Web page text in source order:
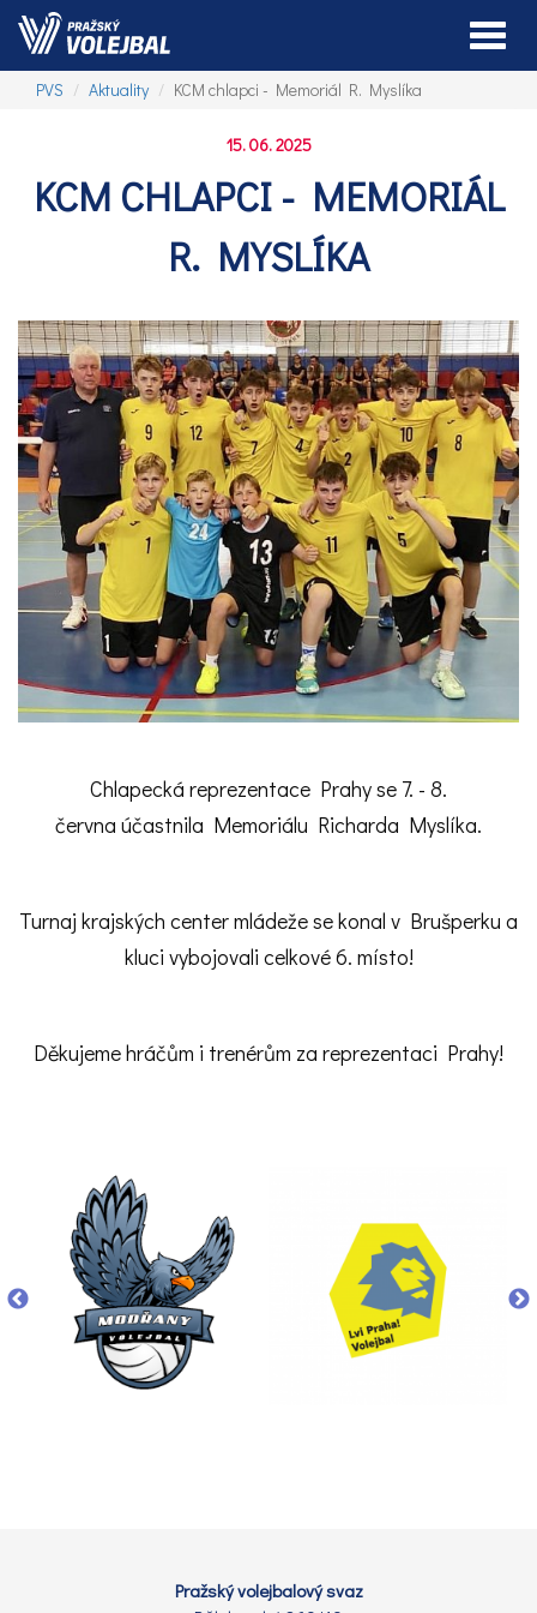
PVS Aktuality KCM chlapci - Memoriál R. Myslíka
15. 06. 2025
KCM CHLAPCI - MEMORIÁL
R. MYSLÍKA
Chlapecká reprezentace Prahy se 7. - 8.
června účastnila Memoriálu Richarda Myslíka.
Turnaj krajských center mládeže se konal v Brušperku a
kluci vybojovali celkové 6. místo!
Děkujeme hráčům i trenérům za reprezentaci Prahy!
Pražský volejbalový svaz